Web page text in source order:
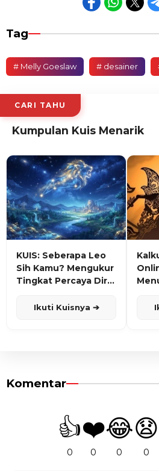
Tag
# Melly Goeslaw # desainer
CARI TAHU
Kumpulan Kuis Menarik
KUIS: Seberapa Leo
Sih Kamu? Mengukur
Tingkat Percaya Diri
Ikuti Kuisnya ➔
Komentar
👍
0
❤️
0
😂
0
😧
0